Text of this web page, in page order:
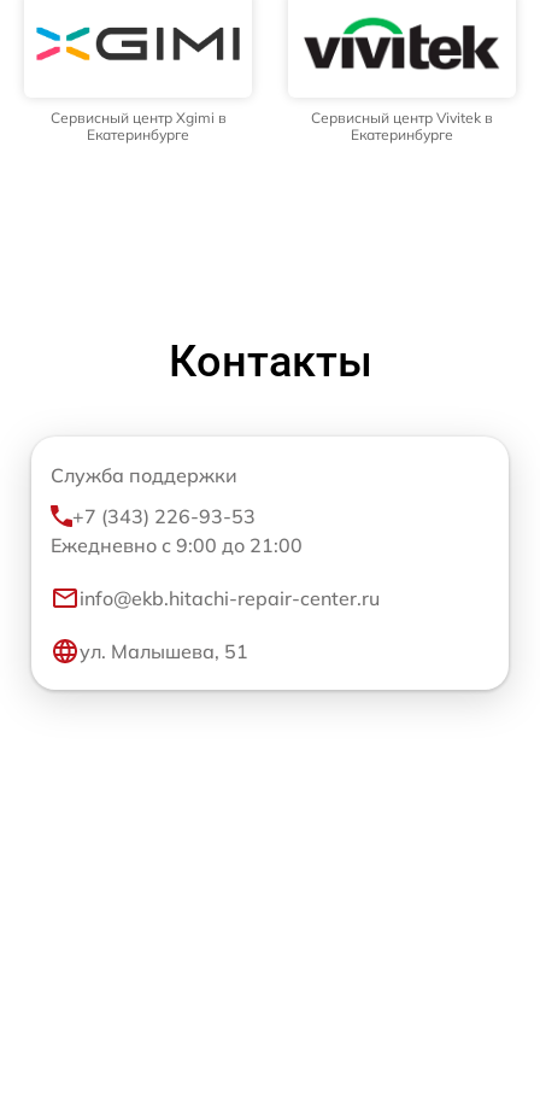
Сервисный центр Xgimi в
Екатеринбурге
Сервисный центр Vivitek в
Екатеринбурге
Контакты
Служба поддержки
+7 (343) 226-93-53
Ежедневно с 9:00 до 21:00
info@ekb.hitachi-repair-center.ru
ул. Малышева, 51